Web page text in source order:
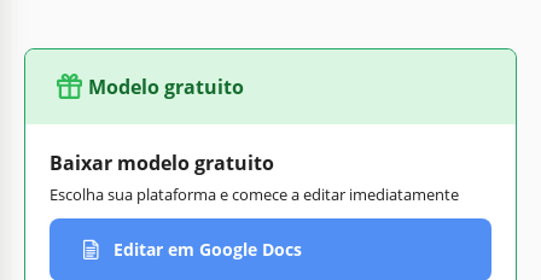
Modelo gratuito
Baixar modelo gratuito
Escolha sua plataforma e comece a editar imediatamente
Editar em Google Docs